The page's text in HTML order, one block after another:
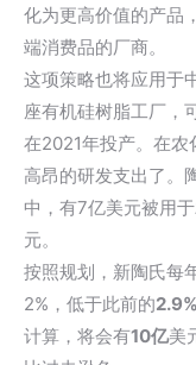
化为更高价值的产品
端消费品的厂商。
这项策略也将应用于
座有机硅树脂工厂，
在2021年投产。在农
高昂的研发支出了。
中，有7亿美元被用
元。
按照规划，新陶氏每
2%，低于此前的2.9%
计算，将会有10亿美